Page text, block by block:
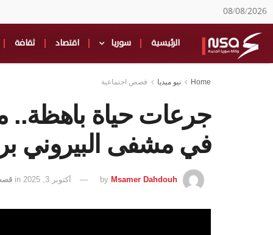
08/08/2026
الرئيسية سوريا اقتصاد ثقافة
Home نيو ميديا قصص اجتماعية
جرعات حياة باهظة..
في مشفى البيروني
by Msamer Dahdouh أكتوبر 3, 2025 in